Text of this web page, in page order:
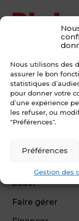
Nous utilisons des
assurer le bon
statistiques
pour donner votre
d’une expérience
les refuser, ou
"Préférences".
Préférences
Gestion des
© Blot 2026
NAVIGATION
Vendre
Louer
Faire gérer